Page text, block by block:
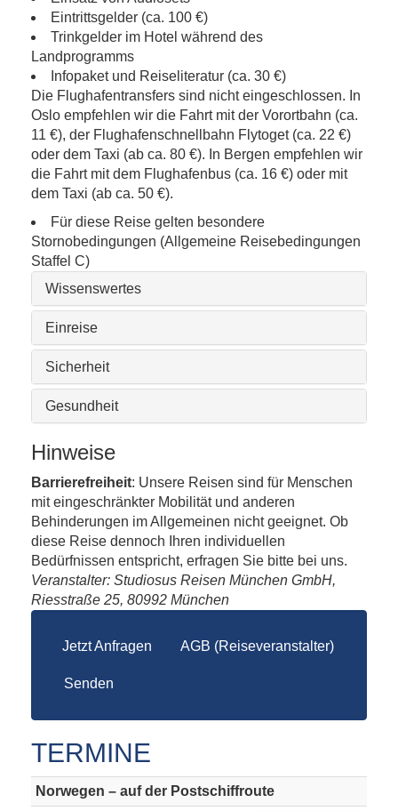
Eintrittsgelder (ca. 100 €)
Trinkgelder im Hotel während des
Landprogramms
Infopaket und Reiseliteratur (ca. 30 €)
Die Flughafentransfers sind nicht eingeschlossen. In
Oslo empfehlen wir die Fahrt mit der Vorortbahn (ca.
11 €), der Flughafenschnellbahn Flytoget (ca. 22 €)
oder dem Taxi (ab ca. 80 €). In Bergen empfehlen wir
die Fahrt mit dem Flughafenbus (ca. 16 €) oder mit
dem Taxi (ab ca. 50 €).
Für diese Reise gelten besondere
Stornobedingungen (Allgemeine Reisebedingungen
Staffel C)
Wissenswertes
Einreise
Sicherheit
Gesundheit
Hinweise
Barrierefreiheit: Unsere Reisen sind für Menschen
mit eingeschränkter Mobilität und anderen
Behinderungen im Allgemeinen nicht geeignet. Ob
diese Reise dennoch Ihren individuellen
Bedürfnissen entspricht, erfragen Sie bitte bei uns.
Veranstalter: Studiosus Reisen München GmbH,
Riesstraße 25, 80992 München
Jetzt Anfragen AGB (Reiseveranstalter)
Senden
TERMINE
Norwegen – auf der Postschiffroute